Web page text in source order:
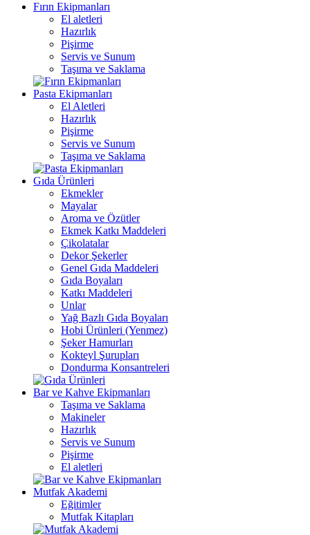
Fırın Ekipmanları
El aletleri
Hazırlık
Pişirme
Servis ve Sunum
Taşıma ve Saklama
Pasta Ekipmanları
El Aletleri
Hazırlık
Pişirme
Servis ve Sunum
Taşıma ve Saklama
Gıda Ürünleri
Ekmekler
Mayalar
Aroma ve Özütler
Ekmek Katkı Maddeleri
Çikolatalar
Dekor Şekerler
Genel Gıda Maddeleri
Gıda Boyaları
Katkı Maddeleri
Unlar
Yağ Bazlı Gıda Boyaları
Hobi Ürünleri (Yenmez)
Şeker Hamurları
Kokteyl Şurupları
Dondurma Konsantreleri
Bar ve Kahve Ekipmanları
Taşıma ve Saklama
Makineler
Hazırlık
Servis ve Sunum
Pişirme
El aletleri
Mutfak Akademi
Eğitimler
Mutfak Kitapları